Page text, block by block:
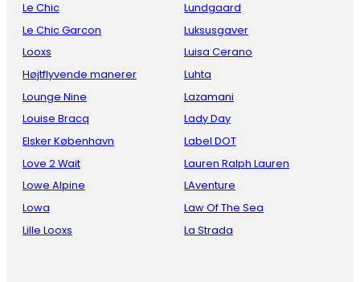
Le Chic
Le Chic Garcon
Looxs
Højtflyvende manerer
Lounge Nine
Louise Bracq
Elsker København
Love 2 Wait
Lowe Alpine
Lowa
Lille Looxs
Lundgaard
Luksusgaver
Luisa Cerano
Luhta
Lazamani
Lady Day
Label DOT
Lauren Ralph Lauren
LAventure
Law Of The Sea
La Strada